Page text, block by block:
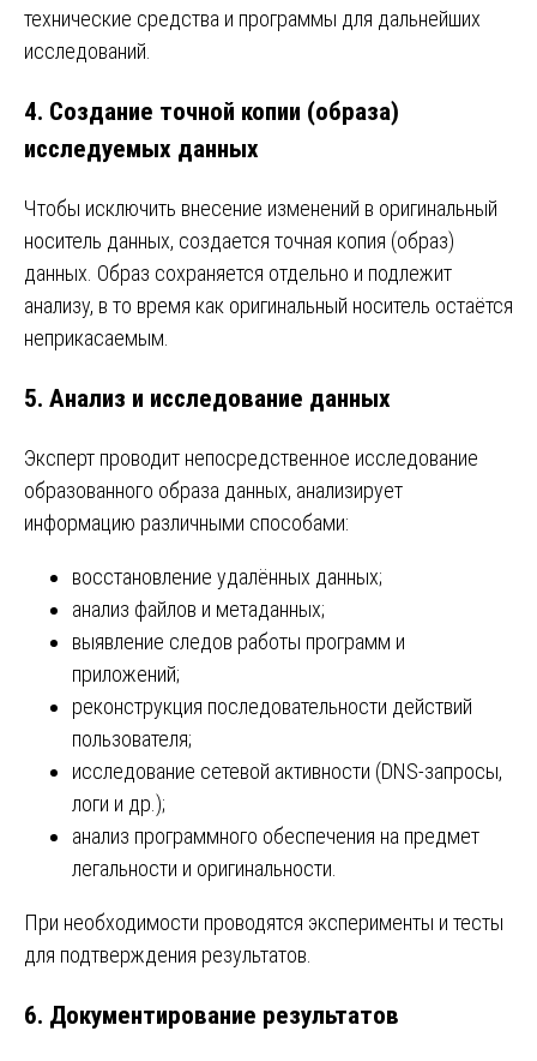
технические средства и программы для дальнейших
исследований.
4. Создание точной копии (образа)
исследуемых данных
Чтобы исключить внесение изменений в оригинальный
носитель данных, создается точная копия (образ)
данных. Образ сохраняется отдельно и подлежит
анализу, в то время как оригинальный носитель остаётся
неприкасаемым.
5. Анализ и исследование данных
Эксперт проводит непосредственное исследование
образованного образа данных, анализирует
информацию различными способами:
восстановление удалённых данных;
анализ файлов и метаданных;
выявление следов работы программ и
приложений;
реконструкция последовательности действий
пользователя;
исследование сетевой активности (DNS-запросы,
логи и др.);
анализ программного обеспечения на предмет
легальности и оригинальности.
При необходимости проводятся эксперименты и тесты
для подтверждения результатов.
6. Документирование результатов